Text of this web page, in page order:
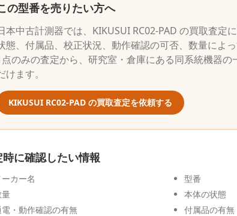
の型番を売りたい方へ
本中古計測器では、 KIKUSUI RC02-PAD の買取査定
態、付属品、校正状況、動作確認の可否、数量によっ
点のみの査定から、研究室・倉庫にある同系統機器の
けます。
KIKUSUI RC02-PAD の買取査定を依頼する
時に確認したい情報
ーカー名
型番
本体の状態
・動作確認の有無
付属品の有無